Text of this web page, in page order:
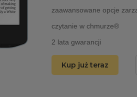
zaawansowane opcje
czytanie w chmurze®
2 lata gwarancji
Kup już teraz